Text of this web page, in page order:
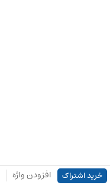
خرید اشتراک افزودن واژه